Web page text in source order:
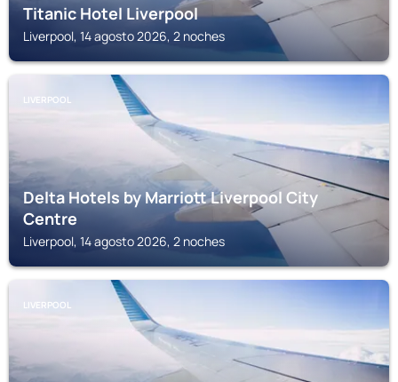
Titanic Hotel Liverpool
Liverpool, 14 agosto 2026, 2 noches
LIVERPOOL
Delta Hotels by Marriott Liverpool City
Centre
Liverpool, 14 agosto 2026, 2 noches
LIVERPOOL